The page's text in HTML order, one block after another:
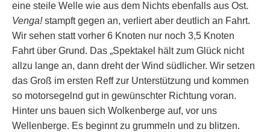
eine steile Welle wie aus dem Nichts ebenfalls aus Ost.
Venga!stampft gegen an, verliert aber deutlich an Fahrt.
Wir sehen statt vorher 6 Knoten nur noch 3,5 Knoten
Fahrt über Grund. Das „Spektakel hält zum Glück nicht
allzu lange an, dann dreht der Wind südlicher. Wir setzen
das Groß im ersten Reff zur Unterstützung und kommen
so motorsegelnd gut in gewünschter Richtung voran.
Hinter uns bauen sich Wolkenberge auf, vor uns
Wellenberge. Es beginnt zu grummeln und zu blitzen.